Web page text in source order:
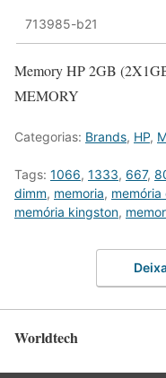
713985-b21
Memory HP 2GB
MEMORY
Categorias: Brands, HP,
Tags: 1066, 1333, 667,
dimm, memoria, memória
memória kingston,
Worldtech